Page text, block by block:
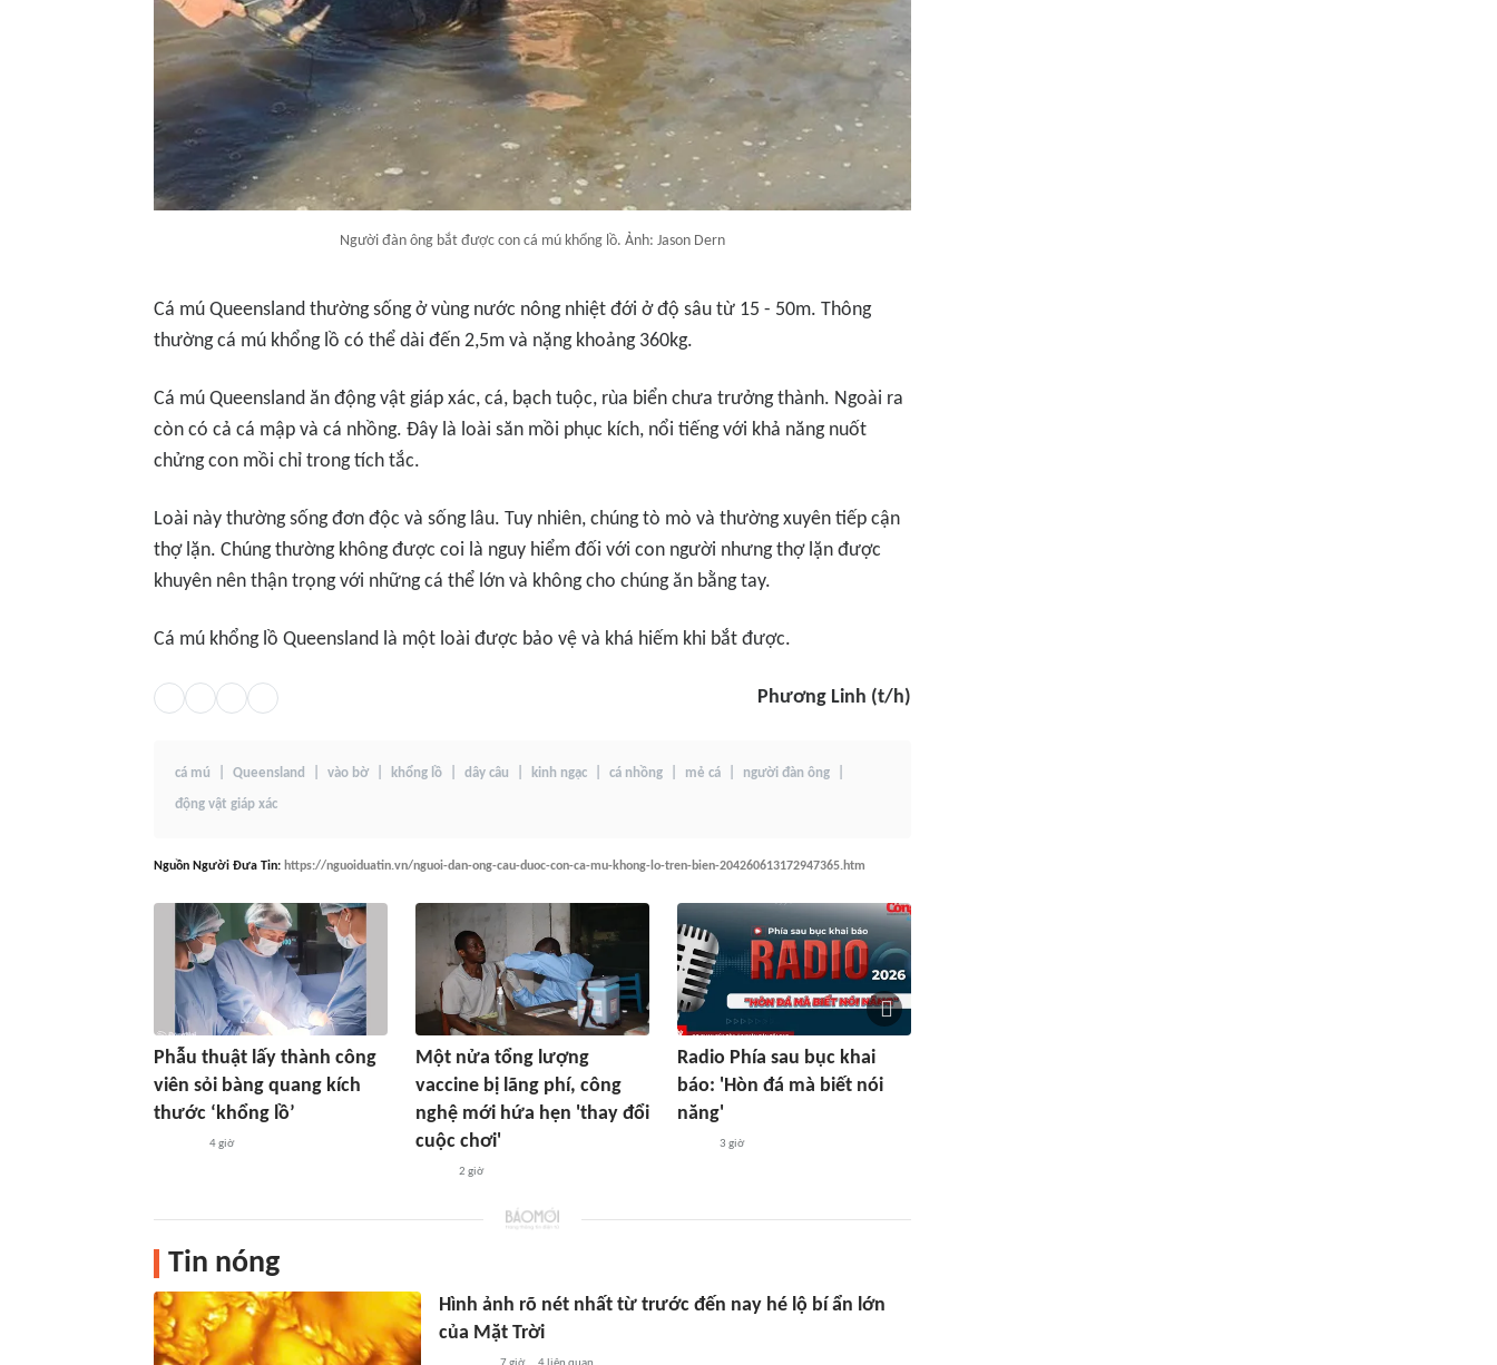
Người đàn ông bắt được con cá mú khổng lồ. Ảnh: Jason Dern
Cá mú Queensland thường sống ở vùng nước nông nhiệt đới ở độ sâu từ 15 - 50m. Thông
thường cá mú khổng lồ có thể dài đến 2,5m và nặng khoảng 360kg.
Cá mú Queensland ăn động vật giáp xác, cá, bạch tuộc, rùa biển chưa trưởng thành. Ngoài ra
còn có cả cá mập và cá nhồng. Đây là loài săn mồi phục kích, nổi tiếng với khả năng nuốt
chửng con mồi chỉ trong tích tắc.
Loài này thường sống đơn độc và sống lâu. Tuy nhiên, chúng tò mò và thường xuyên tiếp cận
thợ lặn. Chúng thường không được coi là nguy hiểm đối với con người nhưng thợ lặn được
khuyên nên thận trọng với những cá thể lớn và không cho chúng ăn bằng tay.
Cá mú khổng lồ Queensland là một loài được bảo vệ và khá hiếm khi bắt được.
Phương Linh (t/h)
cá mú Queensland vào bờ khổng lồ dây câu kinh ngạc cá nhồng mẻ cá người đàn ông
động vật giáp xác
Nguồn Người Đưa Tin: https://nguoiduatin.vn/nguoi-dan-ong-cau-duoc-con-ca-mu-khong-lo-tren-bien-204260613172947365.htm
Phẫu thuật lấy thành công
viên sỏi bàng quang kích
thước ‘khổng lồ’
4 giờ
Một nửa tổng lượng
vaccine bị lãng phí, công
nghệ mới hứa hẹn 'thay đổi
cuộc chơi'
2 giờ
Radio Phía sau bục khai
báo: 'Hòn đá mà biết nói
năng'
3 giờ
Tin nóng
Hình ảnh rõ nét nhất từ trước đến nay hé lộ bí ẩn lớn
của Mặt Trời